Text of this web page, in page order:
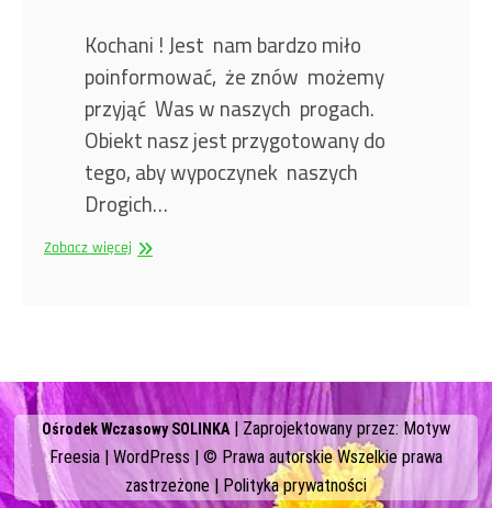
Kochani ! Jest nam bardzo miło
poinformować, że znów możemy
przyjąć Was w naszych progach.
Obiekt nasz jest przygotowany do
tego, aby wypoczynek naszych
Drogich…
Zobacz więcej Ruszamy
Ośrodek Wczasowy SOLINKA| Zaprojektowany przez:Motyw
Freesia| WordPress | © Prawa autorskie Wszelkie prawa
zastrzeżone | Polityka prywatności